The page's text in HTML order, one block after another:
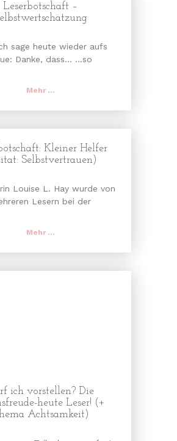
Leserbotschaft –
sage heute wieder aufs
Danke, dass… …so
Mehr ...
Kleiner Helfer
Selbstvertrauen)
Louise L. Hay wurde von
Lesern bei der
Mehr ...
ich vorstellen? Die
heute Leser! (+
Achtsamkeit)